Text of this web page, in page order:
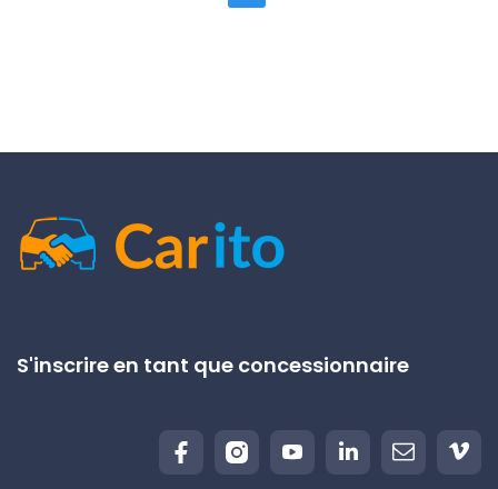
S'inscrire en tant que concessionnaire